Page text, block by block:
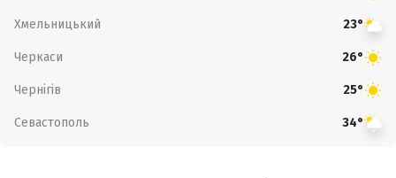
Хмельницький 23°
Черкаси 26°
Чернігів 25°
Севастополь 34°